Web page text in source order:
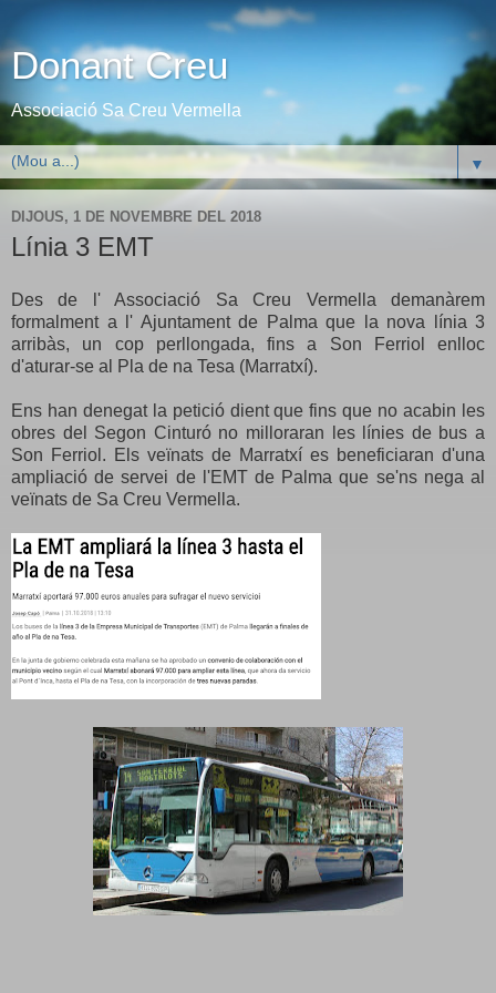
Donant Creu
Associació Sa Creu Vermella
▼
DIJOUS, 1 DE NOVEMBRE DEL 2018
Línia 3 EMT
Des de l' Associació Sa Creu Vermella demanàrem
formalment a l' Ajuntament de Palma que la nova línia 3
arribàs, un cop perllongada, fins a Son Ferriol enlloc
d'aturar-se al Pla de na Tesa (Marratxí).
Ens han denegat la petició dient que fins que no acabin les
obres del Segon Cinturó no milloraran les línies de bus a
Son Ferriol. Els veïnats de Marratxí es beneficiaran d'una
ampliació de servei de l'EMT de Palma que se'ns nega al
veïnats de Sa Creu Vermella.